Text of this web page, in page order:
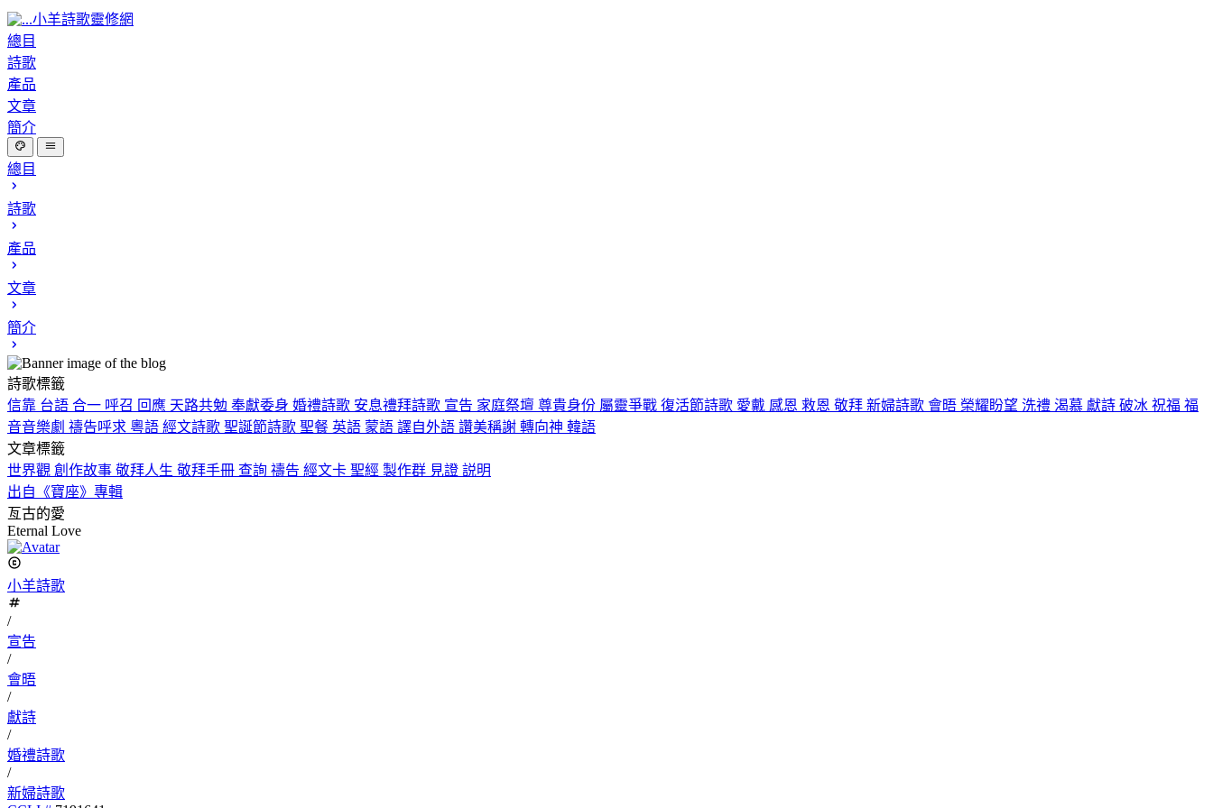
小羊詩歌靈修網
總目
詩歌
產品
文章
簡介
總目
詩歌
產品
文章
簡介
詩歌標籤
信靠 台語 合一 呼召 回應 天路共勉 奉獻委身 婚禮詩歌 安息禮拜詩歌 宣告 家庭祭壇 尊貴身份 屬靈爭戰 復活節詩歌 愛戴 感恩 救恩 敬拜 新婦詩歌 會晤 榮耀盼望 洗禮 渴慕 獻詩 破冰 祝福 福
音音樂劇 禱告呼求 粵語 經文詩歌 聖誕節詩歌 聖餐 英語 蒙語 譯自外語 讚美稱謝 轉向神 韓語
文章標籤
世界觀 創作故事 敬拜人生 敬拜手冊 查詢 禱告 經文卡 聖經 製作群 見證 説明
出自《寶座》專輯
亙古的愛
Eternal Love
小羊詩歌
/
宣告
/
會晤
/
獻詩
/
婚禮詩歌
/
新婦詩歌